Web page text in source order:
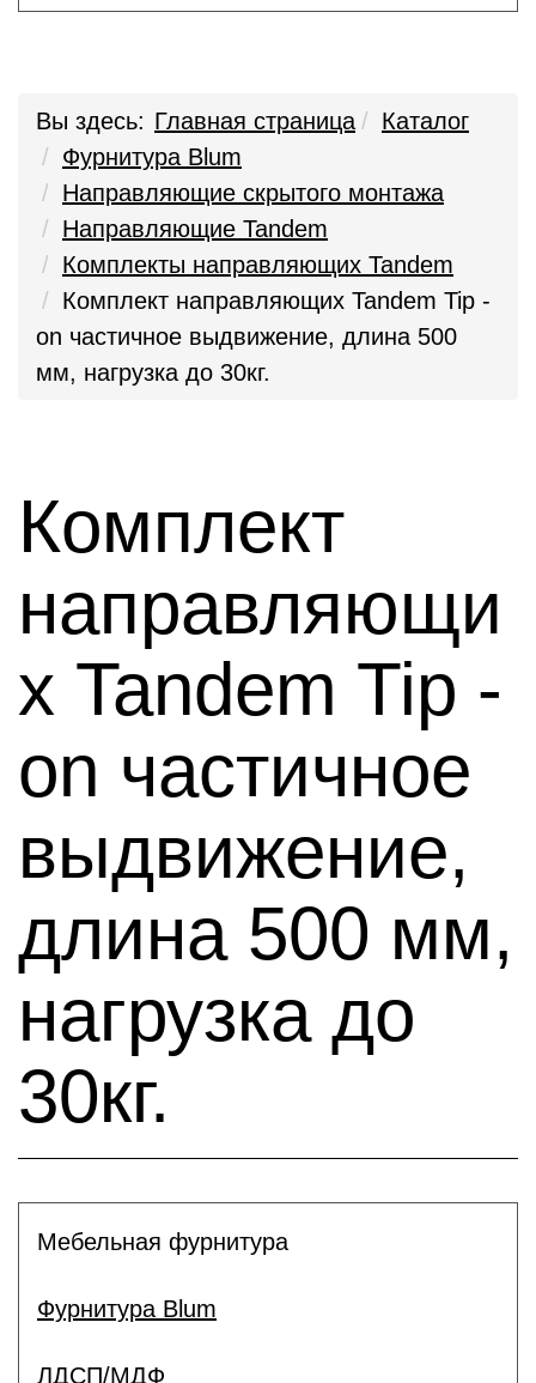
Вы здесь: Главная страница
Каталог
Фурнитура Blum
Направляющие скрытого монтажа
Направляющие Tandem
Комплекты направляющих Tandem
Комплект направляющих Tandem Tip -
on частичное выдвижение, длина 500
мм, нагрузка до 30кг.
Комплект
направляющи
х Tandem Tip -
on частичное
выдвижение,
длина 500 мм,
нагрузка до
30кг.
Мебельная фурнитура
Фурнитура Blum
ЛДСП/МДФ